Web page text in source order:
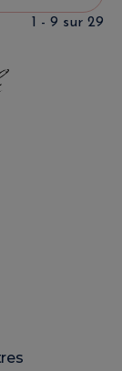
1 - 9 sur 29